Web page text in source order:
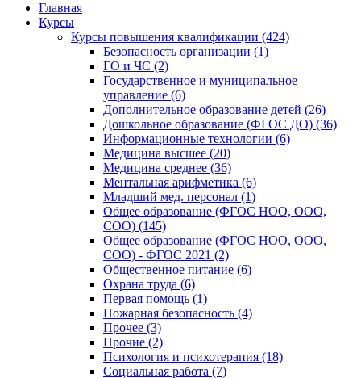
Главная
Курсы
Курсы повышения квалификации (424)
Безопасность организации (1)
ГО и ЧС (2)
Государственное и муниципальное
управление (6)
Дополнительное образование детей (26)
Дошкольное образование (ФГОС ДО) (36)
Информационные технологии (6)
Медицина высшее (20)
Медицина среднее (36)
Ментальная арифметика (6)
Младший мед. персонал (1)
Общее образование (ФГОС НОО, ООО,
СОО) (145)
Общее образование (ФГОС НОО, ООО,
СОО) - ФГОС 2021 (2)
Общественное питание (6)
Охрана труда (6)
Первая помощь (1)
Пожарная безопасность (4)
Прочее (3)
Прочие (2)
Психология и психотерапия (18)
Социальная работа (7)